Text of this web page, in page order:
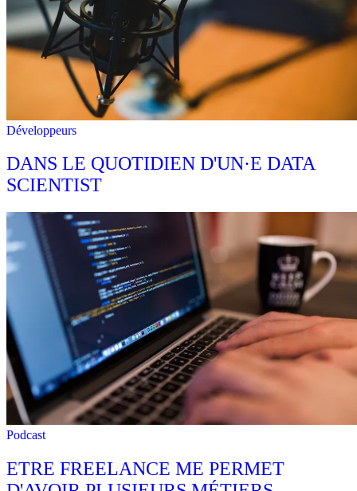
Développeurs
DANS LE QUOTIDIEN D'UN·E DATA
SCIENTIST
Podcast
ETRE FREELANCE ME PERMET